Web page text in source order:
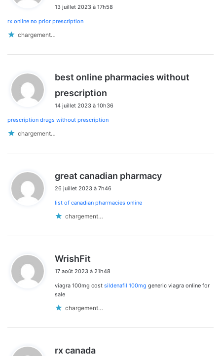
t
13 juillet 2023 à 17h58
rx online no prior prescription
chargement…
best online pharmacies without
prescription
t
14 juillet 2023 à 10h36
prescription drugs without prescription
chargement…
great canadian pharmacy
26 juillet 2023 à 7h46
list of canadian pharmacies online
chargement…
WrishFit
t
17 août 2023 à 21h48
viagra 100mg cost sildenafil 100mg generic viagra online for
sale
chargement…
rx canada